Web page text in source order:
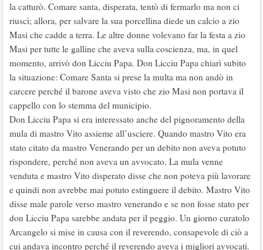
la catturò. Comare santa, disperata, tentò di fermarlo ma non ci
riuscì; allora, per salvare la sua porcellina diede un calcio a zio
Masi che cadde a terra. Le altre donne volevano far la festa a zio
Masi per tutte le galline che aveva sulla coscienza, ma, in quel
momento, arrivò don Licciu Papa. Don Licciu Papa chiarì subito
la situazione: Comare Santa si prese la multa ma non andò in
carcere perché il barone aveva visto che zio Masi non portava il
cappello con lo stemma del municipio.
Don Licciu Papa si era interessato anche del pignoramento della
mula di mastro Vito assieme all’usciere. Quando mastro Vito era
stato citato da mastro Venerando per un debito non aveva potuto
rispondere, perché non aveva un avvocato. La mula venne
venduta e mastro Vito disperato disse che non poteva più lavorare
e quindi non avrebbe mai potuto estinguere il debito. Mastro Vito
disse male parole verso mastro venerando e se non fosse stato per
don Licciu Papa sarebbe andata per il peggio. Un giorno curatolo
Arcangelo si mise in causa con il reverendo, consapevole di ciò a
cui andava incontro perché il reverendo aveva i migliori avvocati.